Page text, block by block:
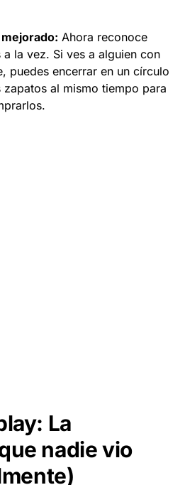
Ahora reconoce
la vez. Si ves a alguien con
puedes encerrar en un círculo
zapatos al mismo tiempo para
La
nadie vio